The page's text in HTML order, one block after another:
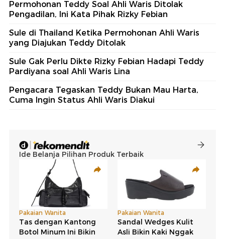
Permohonan Teddy Soal Ahli Waris Ditolak
Pengadilan, Ini Kata Pihak Rizky Febian
Sule di Thailand Ketika Permohonan Ahli Waris
yang Diajukan Teddy Ditolak
Sule Gak Perlu Dikte Rizky Febian Hadapi Teddy
Pardiyana soal Ahli Waris Lina
Pengacara Tegaskan Teddy Bukan Mau Harta,
Cuma Ingin Status Ahli Waris Diakui